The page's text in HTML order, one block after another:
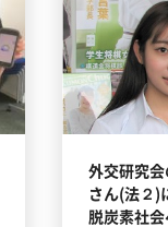
外交研究
さん(法２)
脱炭素社